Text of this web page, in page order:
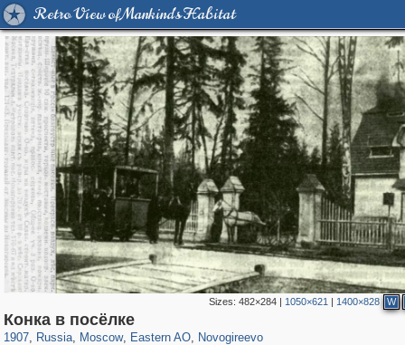
Retro View of Mankind's Habitat
Sizes:482×284 | 1050×621 | 1400×828 W
Конка в посёлке
1907, Russia
1,407,351 29,248
, Moscow
319,882 8,286
, Eastern AO
20,942
, Novogireevo